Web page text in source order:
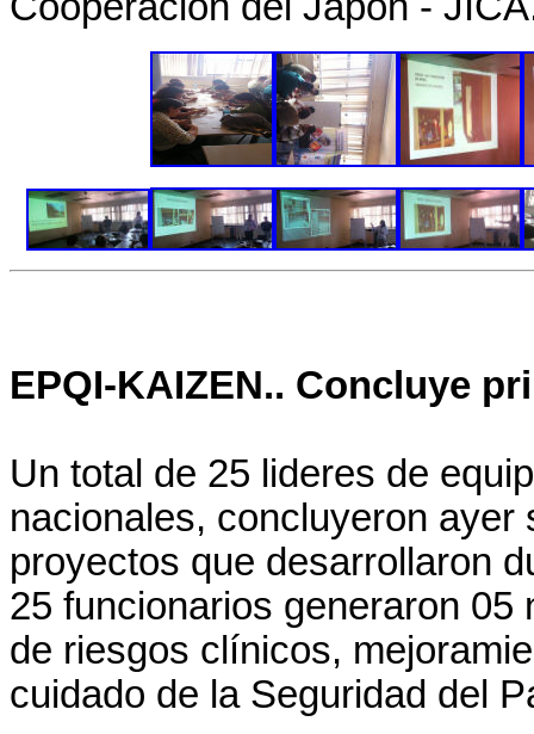
EPQI-KAIZEN.. Concluye
Un total de 25 lideres de
nacionales, concluyeron
proyectos que desarrollaron
25 funcionarios generaron
de riesgos clínicos,
cuidado de la Seguridad del